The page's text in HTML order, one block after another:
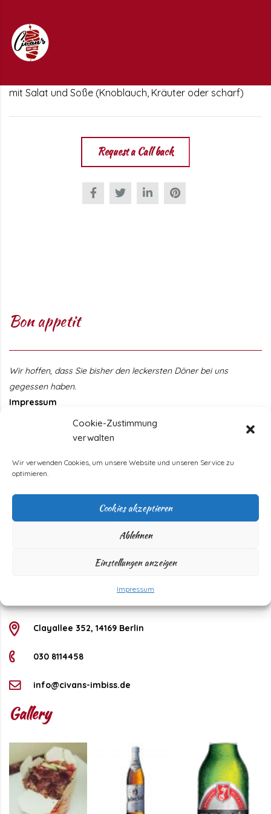
Cookie-Zustimmung
verwalten
Wir verwenden Cookies, um unsere Website und unseren Service zu
optimieren.
Cookies akzeptieren
Ablehnen
Einstellungen anzeigen
Impressum
mit Salat und Soße (Knoblauch, Kräuter oder scharf)
Request a Call back
Bon appetit
Wir hoffen, dass Sie bisher den leckersten Döner bei uns
gegessen haben.
Impressum
Öffnungszeiten
Monday
11 - 22 Uhr
Wednesday
11 - 22 Uhr
11 - 21 Uhr
Clayallee 352, 14169 Berlin
030 8114458
info@civans-imbiss.de
Gallery